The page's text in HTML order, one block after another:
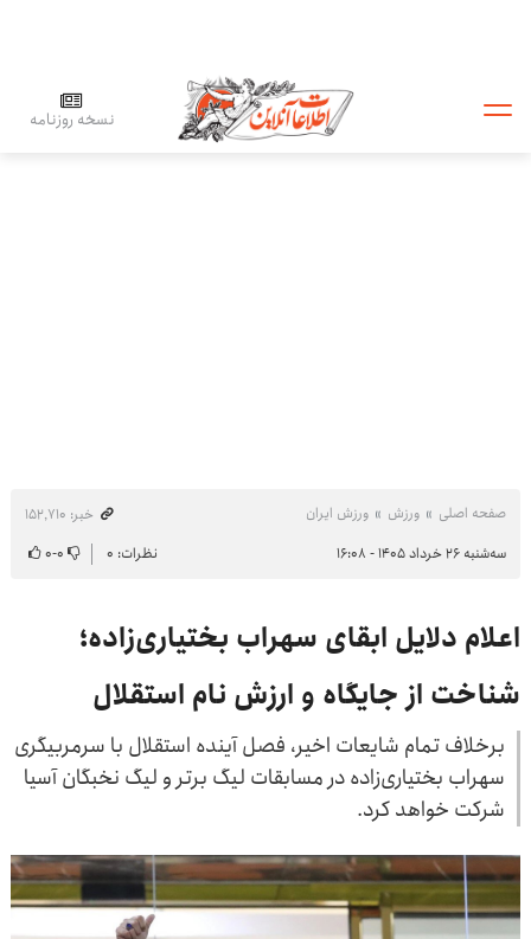
نسخه روزنامه
صفحه اصلی ورزش ورزش ایران
خبر: ۱۵۲٬۷۱۰
سه‌شنبه ۲۶ خرداد ۱۴۰۵ - ۱۶:۰۸
نظرات: ۰ ۰-۰
اعلام دلایل ابقای سهراب بختیاری‌زاده؛
شناخت از جایگاه و ارزش نام استقلال
برخلاف تمام شایعات اخیر، فصل آینده استقلال با سرمربیگری
سهراب بختیاری‌زاده در مسابقات لیگ برتر و لیگ نخبگان آسیا
شرکت خواهد کرد.